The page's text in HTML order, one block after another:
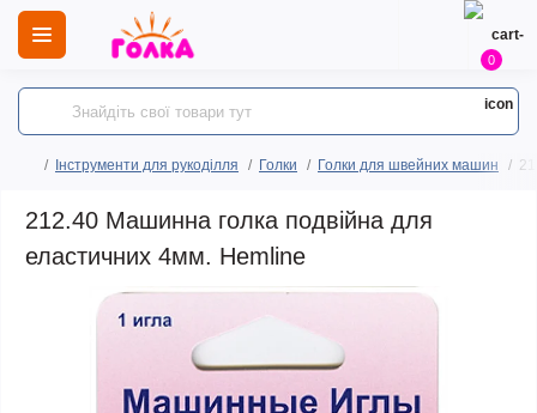
0
Інструменти для рукоділля Голки Голки для швейних машин
212.40 Машинна голка подвійна для
еластичних 4мм. Hemline